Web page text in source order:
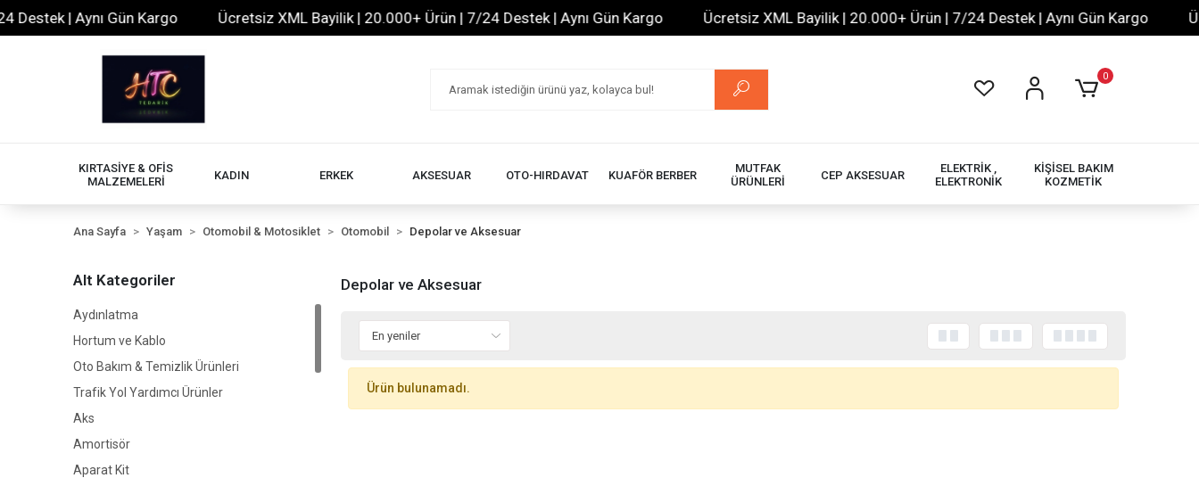
| Aynı Gün Kargo Ücretsiz XML Bayilik | 20.000+ Ürün | 7/24 Destek | Aynı Gün Kargo Ücretsiz XML Bayilik | 20.000+ Ürün | 7/24 Destek | Aynı Gün Kargo
0
KIRTASİYE & OFİS
MALZEMELERİ
KADIN ERKEK AKSESUAR OTO-HIRDAVAT KUAFÖR BERBER
MUTFAK
ÜRÜNLERİ
CEP AKSESUAR
ELEKTRİK ,
ELEKTRONİK
KİŞİSEL BAKIM
KOZMETİK
Ana Sayfa Yaşam Otomobil & Motosiklet Otomobil Depolar ve Aksesuar
Alt Kategoriler
Aydınlatma
Hortum ve Kablo
Oto Bakım & Temizlik Ürünleri
Trafik Yol Yardımcı Ürünler
Aks
Amortisör
Aparat Kit
Depolar ve Aksesuar
Ürün bulunamadı.